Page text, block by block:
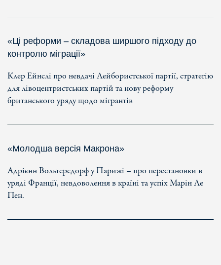
«Ці реформи – складова ширшого підходу до
контролю міграції»
Клер Ейнслі про невдачі Лейбористської партії, стратегію
для лівоцентристських партій та нову реформу
британського уряду щодо мігрантів
«Молодша версія Макрона»
Адрієнн Вольтерсдорф у Парижі – про перестановки в
уряді Франції, невдоволення в країні та успіх Марін Ле
Пен.